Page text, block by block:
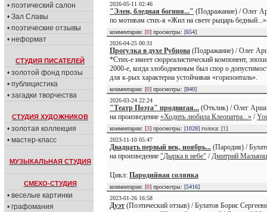
• поэтический салон
• Зал Славы
• поэтические отзывы
• неформат
СТУДИЯ ПИСАТЕЛЕЙ
• золотой фонд прозы
• публицистика
• загадки творчества
СТУДИЯ ХУДОЖНИКОВ
• золотая коллекция
• мастер-класс
МУЗЫКАЛЬНАЯ СТУДИЯ
СМЕХО-СТУДИЯ
• веселые картинки
• графомания
2026-05-11 02:46
"Элен, бледная богиня..." (Подражание) / Олег
по мотивам стих-я «Жил на свете рыцарь
комментарии: [0] просмотры: [654]
2026-04-25 00:31
Прогулка в духе Рубцова (Подражание) / Олег
*Стих-е имеет сюрреалистический компонент,
2000-е, когда злободневным был спор о
для к-рых характерна устойчивая «горизонталь».
комментарии: [0] просмотры: [840]
2026-03-24 22:24
"Театр Поэта" продвигая... (Отклик) / Олег
на произведение «Ходить любила Клеопатра...» /
комментарии: [3] просмотры: [1028] голоса: [1]
2023-11-10 05:47
Двадцать первый век, ноябрь... (Пародия) /
на произведение "Дырка в небе" /Дмитрий Мальянц
Цикл: Пародийная солянка
комментарии: [0] просмотры: [5416]
2023-01-26 16:58
Дуэт (Поэтический отзыв) / Булатов Борис